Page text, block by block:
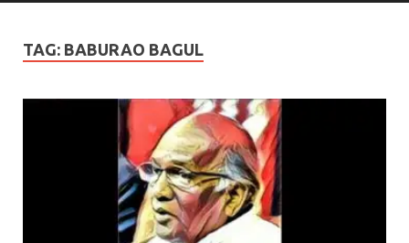
TAG: BABURAO BAGUL